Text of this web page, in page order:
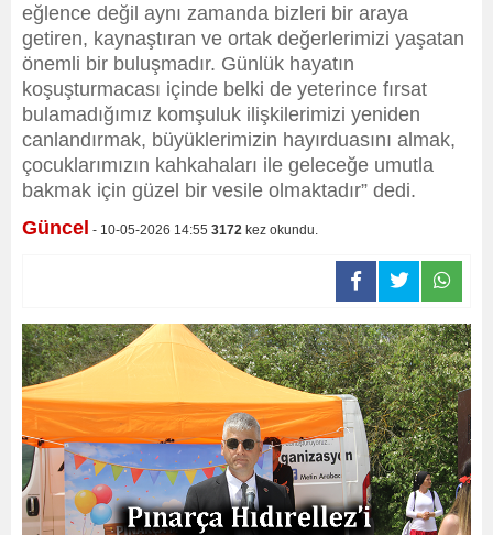
eğlence değil aynı zamanda bizleri bir araya
getiren, kaynaştıran ve ortak değerlerimizi yaşatan
önemli bir buluşmadır. Günlük hayatın
koşuşturmacası içinde belki de yeterince fırsat
bulamadığımız komşuluk ilişkilerimizi yeniden
canlandırmak, büyüklerimizin hayırduasını almak,
çocuklarımızın kahkahaları ile geleceğe umutla
bakmak için güzel bir vesile olmaktadır” dedi.
Güncel - 10-05-2026 14:55 3172 kez okundu.